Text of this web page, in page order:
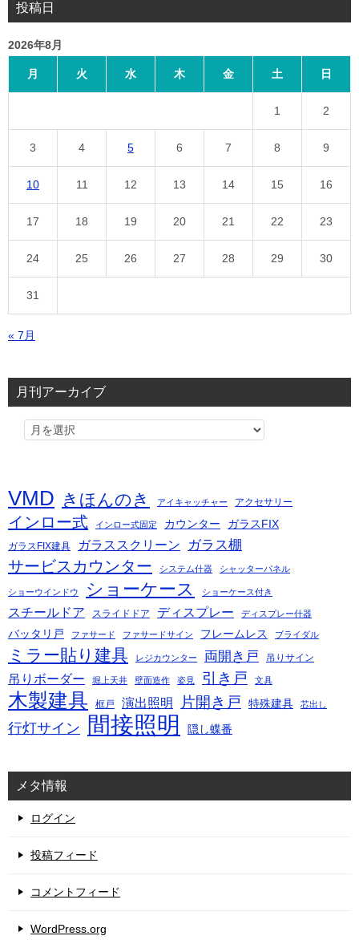
投稿日
2026年8月
月 火 水 木 金 土 日
1 2
3 4 5 6 7 8 9
10 11 12 13 14 15 16
17 18 19 20 21 22 23
24 25 26 27 28 29 30
31
« 7月
月刊アーカイブ
VMD きほんのき アイキャッチャー アクセサリー
インロー式 インロー式固定 カウンター ガラスFIX
ガラスFIX建具 ガラススクリーン ガラス棚
サービスカウンター システム什器 シャッターパネル
ショーウインドウ ショーケース ショーケース付き
スチールドア スライドドア ディスプレー ディスプレー什器
バッタリ戸 ファサード ファサードサイン フレームレス ブライダル
ミラー貼り建具 レジカウンター 両開き戸 吊りサイン
吊りボーダー 堀上天井 壁面造作 姿見 引き戸 文具
木製建具 框戸 演出照明 片開き戸 特殊建具 芯出し
行灯サイン 間接照明 隠し蝶番
メタ情報
ログイン
投稿フィード
コメントフィード
WordPress.org